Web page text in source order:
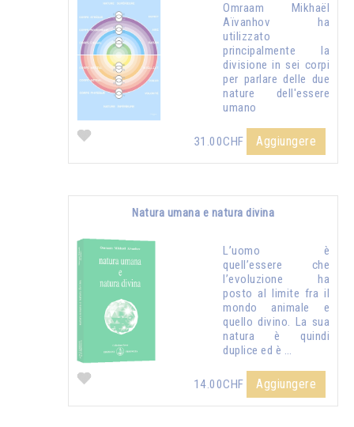
Omraam Mikhaël
Aïvanhov ha
utilizzato
principalmente la
divisione in sei corpi
per parlare delle due
nature dell'essere
umano
31.00CHF Aggiungere
Natura umana e natura divina
L’uomo è
quell’essere che
l’evoluzione ha
posto al limite fra il
mondo animale e
quello divino. La sua
natura è quindi
duplice ed è …
14.00CHF Aggiungere